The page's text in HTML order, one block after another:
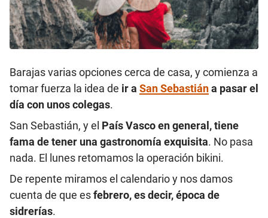
Barajas varias opciones cerca de casa, y comienza a
tomar fuerza la idea de ir a San Sebastiána pasar el
día con unos colegas.
San Sebastián, y el País Vasco en general, tiene
fama de tener una gastronomía exquisita. No pasa
nada. El lunes retomamos la operación bikini.
De repente miramos el calendario y nos damos
cuenta de que esfebrero, es decir, época de
sidrerías.